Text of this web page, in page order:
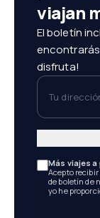
viajan
El boletín
disfruta!
Tu dirección
Más viajes
Acepto
de boletín de
yo he